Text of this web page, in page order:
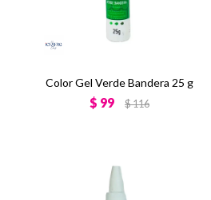
Color Gel Verde Bandera 25 g
$ 99 $116